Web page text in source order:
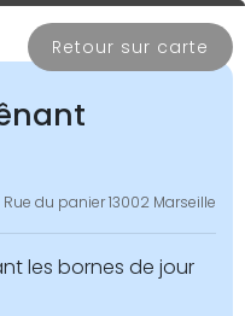
Retour sur carte
Rue du panier 13002 Marseille
les bornes de jour